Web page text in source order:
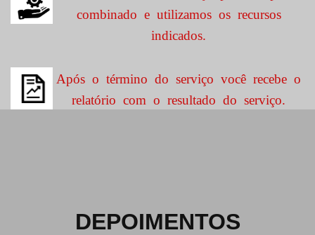
combinado e utilizamos os recursos
indicados.
Após o término do serviço você recebe o
relatório com o resultado do serviço.
DEPOIMENTOS